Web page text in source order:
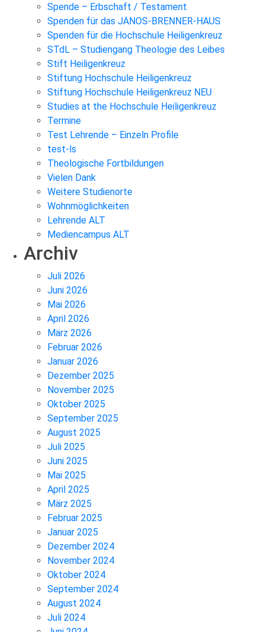
Spende – Erbschaft / Testament
Spenden für das JANOS-BRENNER-HAUS
Spenden für die Hochschule Heiligenkreuz
STdL – Studiengang Theologie des Leibes
Stift Heiligenkreuz
Stiftung Hochschule Heiligenkreuz
Stiftung Hochschule Heiligenkreuz NEU
Studies at the Hochschule Heiligenkreuz
Termine
Test Lehrende – Einzeln Profile
test-ls
Theologische Fortbildungen
Vielen Dank
Weitere Studienorte
Wohnmöglichkeiten
Lehrende ALT
Mediencampus ALT
Archiv
Juli 2026
Juni 2026
Mai 2026
April 2026
März 2026
Februar 2026
Januar 2026
Dezember 2025
November 2025
Oktober 2025
September 2025
August 2025
Juli 2025
Juni 2025
Mai 2025
April 2025
März 2025
Februar 2025
Januar 2025
Dezember 2024
November 2024
Oktober 2024
September 2024
August 2024
Juli 2024